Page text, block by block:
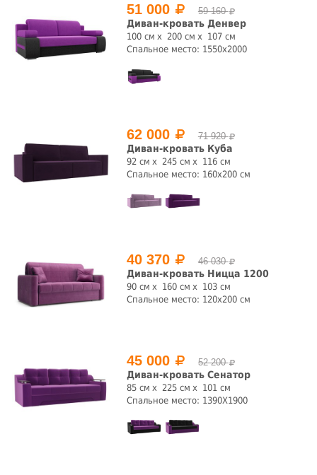
51 000 59 160
Диван-кровать Денвер
100 см 200 см
107 см
Спальное место: 1550x2000
62 000 71 920
Диван-кровать Куба
92 см 245 см
116 см
Спальное место: 160x200 см
40 370 46 030
Диван-кровать Ницца 1200
90 см 160 см
103 см
Спальное место: 120x200 см
45 000 52 200
Диван-кровать Сенатор
85 см 225 см
101 см
Спальное место: 1390Х1900